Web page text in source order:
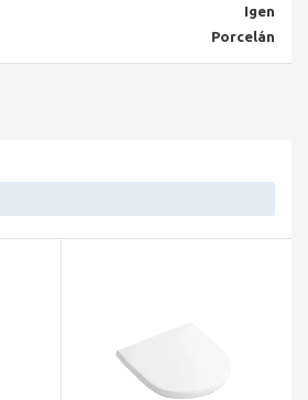
Igen
Porcelán